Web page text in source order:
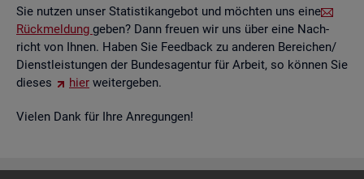
Sie nut­zen unser Sta­tis­tik­an­ge­bot und möch­ten uns eine
Rück­mel­dung geben? Dann freu­en wir uns über eine Nach­
richt von Ihnen. Haben Sie Feed­back zu an­de­ren Be­rei­chen/
Dienst­leis­tun­gen der Bun­des­agen­tur für Ar­beit, so kön­nen Sie
die­ses
hier wei­ter­ge­ben.
Vie­len Dank für Ihre An­re­gun­gen!